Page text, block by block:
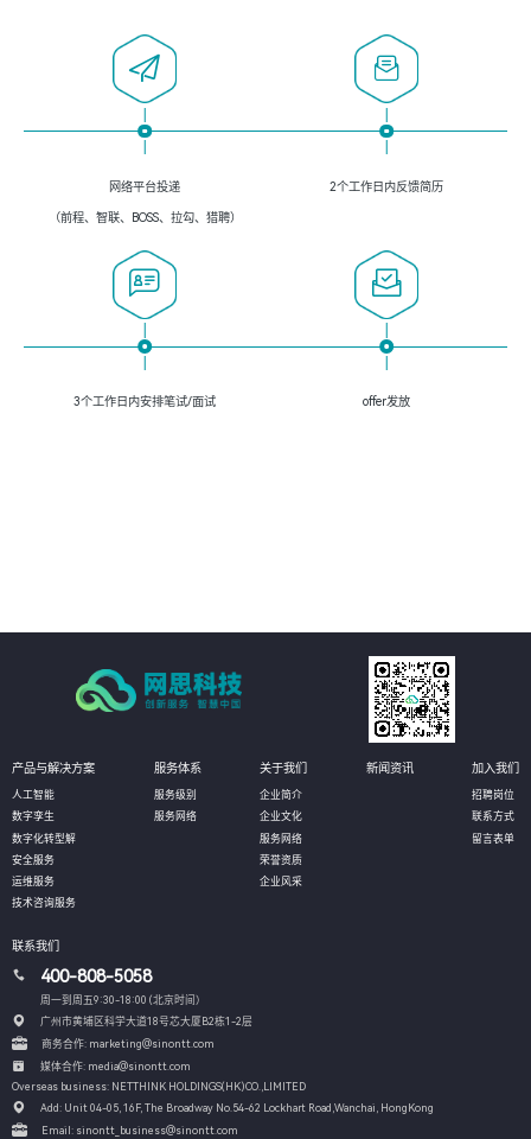
网络平台投递
（前程、智联、BOSS、拉勾、猎聘）
2个工作日内反馈简历
3个工作日内安排笔试/面试 offer发放
产品与解决方案
人工智能
数字孪生
数字化转型解
安全服务
运维服务
技术咨询服务
服务体系
服务级别
服务网络
关于我们
企业简介
企业文化
服务网络
荣誉资质
企业风采
新闻资讯 加入我们
招聘岗位
联系方式
留言表单
联系我们
400-808-5058
周一到周五9:30-18:00 (北京时间）
广州市黄埔区科学大道18号芯大厦B2栋1-2层
商务合作: marketing@sinontt.com
媒体合作: media@sinontt.com
Overseas business: NETTHINK HOLDINGS(HK)CO.,LIMITED
Add: Unit 04-05, 16F, The Broadway No.54-62 Lockhart Road, Wanchai, HongKong
Email: sinontt_business@sinontt.com